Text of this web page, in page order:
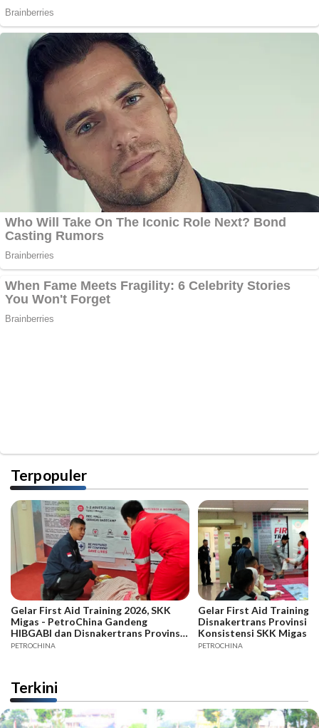
Terpopuler
Gelar First Aid Training 2026, SKK
Migas - PetroChina Gandeng
HIBGABI dan Disnakertrans Provinsi
Jambi
PETROCHINA
Gelar First Aid Training
Disnakertrans Provinsi
Konsistensi SKK Migas -
PETROCHINA
Terkini